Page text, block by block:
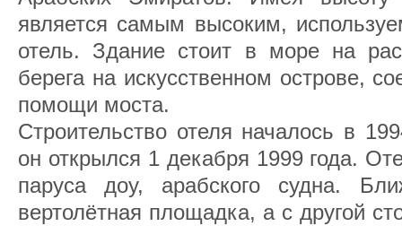
является самым высоким,
отель. Здание стоит в море на
берега на искусственном острове,
помощи моста.
Строительство отеля началось в
он открылся 1 декабря 1999 года.
паруса доу, арабского судна.
вертолётная площадка, а с другой